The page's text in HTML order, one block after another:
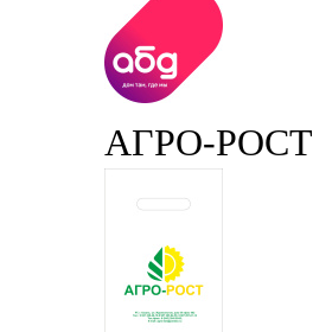
АГРО-РОСТ